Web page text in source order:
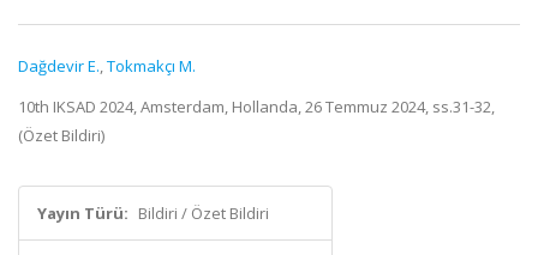
Dağdevir E.,Tokmakçı M.
10th IKSAD 2024, Amsterdam, Hollanda, 26 Temmuz 2024, ss.31-32,
(Özet Bildiri)
Yayın Türü: Bildiri / Özet Bildiri